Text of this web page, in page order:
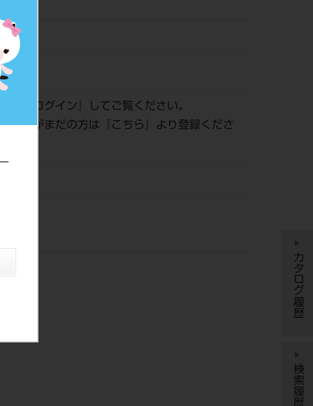
ログイン 』してご覧ください。
登録がまだの方は『
こちら 』より登録くださ
カタログ履歴
検索履歴